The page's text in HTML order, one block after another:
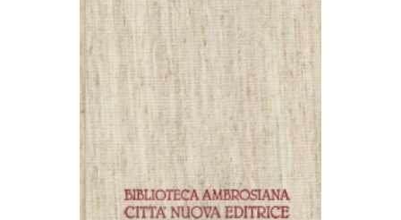
AGGIUNGI AL CARRELLO